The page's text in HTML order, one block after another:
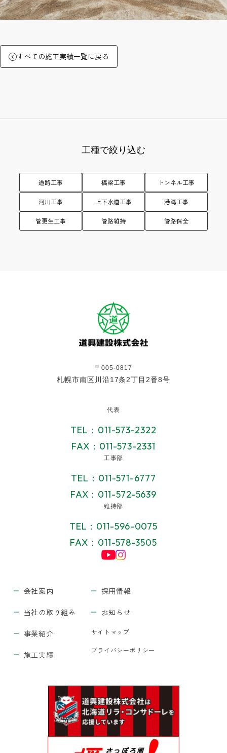
すべての施工実績一覧に戻る
工種で絞り込む
道路工事 橋梁工事 トンネル工事
河川工事 上下水道工事 港湾工事
管更生工事 管路維持 管路保全
〒005-0817
札幌市南区川沿17条2丁目2番8号
代表
TEL：011-573-2322
FAX：011-573-2331
工事部
TEL：011-571-6777
FAX：011-572-5639
維持部
TEL：011-596-0075
FAX：011-578-3505
会社案内
当社の取り組み
事業紹介
施工実績
採用情報
お知らせ
サイトマップ
プライバシーポリシー